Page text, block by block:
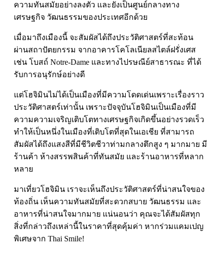
ความทันสมัยอย่างลงตัว และยังเป็นศูนย์กลางทาง
เศรษฐกิจ วัฒนธรรมของประเทศอีกด้วย
เมื่อมาถึงเมืองนี้ จะสัมผัสได้ถึงประวัติศาสตร์ที่สะท้อน
ผ่านสถาปัตยกรรม จากอาคารโคโลเนียลสไตล์ฝรั่งเศส
เช่น โบสถ์ Notre-Dame และทางไปรษณีย์สาธารณะ ที่ได้
รับการอนุรักษ์อย่างดี
แต่โฮจิมินไม่ได้เป็นเมืองที่มีความโดดเด่นเพราะเรื่องราว
ประวัติศาสตร์เท่านั้น เพราะปัจจุบันโฮจิมินเป็นเมืองที่มี
ความความเจริญเติบโตทางเศรษฐกิจเกิดขึ้นอย่างรวดเร็ว
ทำให้เป็นหนึ่งในเมืองที่เติบโตที่สุดในเอเชีย ที่สามารถ
สัมผัสได้ถึงแสงสีที่มีชีวิตชีวาท่ามกลางตึกสูง ๆ มากมาย มี
ร้านค้า ห้างสรรพสินค้าที่ทันสมัย และร้านอาหารที่หลาก
หลาย
มาเที่ยวโฮจิมิน เราจะเห็นถึงประวัติศาสตร์ที่น่าสนใจของ
ท้องถิ่น เห็นความทันสมัยที่สะดวกสบาย วัฒนธรรม และ
อาหารที่น่าสนใจมากมาย แน่นอนว่า คุณจะได้สัมผัสทุก
สิ่งที่กล่าวถึงเหล่านี้ในราคาที่สุดคุ้มค่า หากร่วมแคมเปญ
พิเศษจาก Thai Smile!